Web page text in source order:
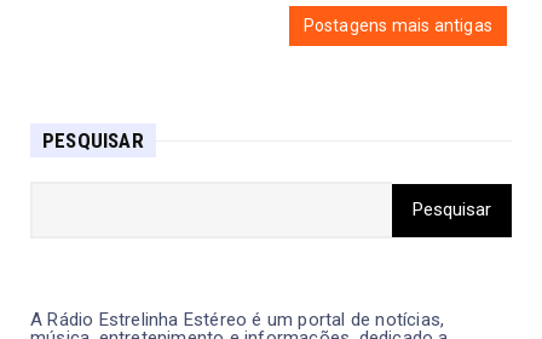
Postagens mais antigas
PESQUISAR
A Rádio Estrelinha Estéreo é um portal de notícias,